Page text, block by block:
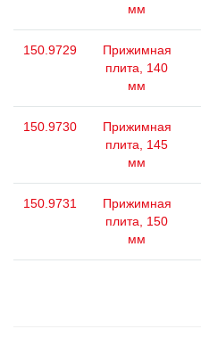
мм
150.9729
Прижимная
плита, 140
мм
150.9730
Прижимная
плита, 145
мм
150.9731
Прижимная
плита, 150
мм